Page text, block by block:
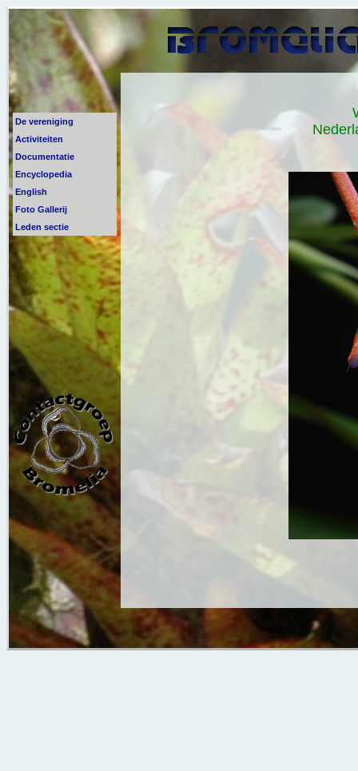
De vereniging
Activiteiten
Documentatie
Encyclopedia
English
Foto Gallerij
Leden sectie